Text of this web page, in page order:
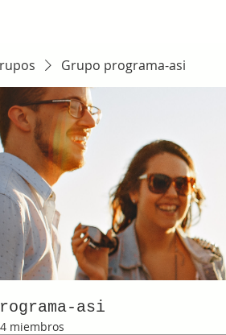
Grupo programa-asi
asi
miembros